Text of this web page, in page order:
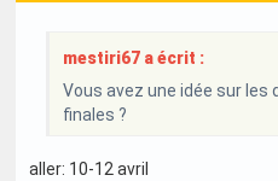
mestiri67 a écrit :
Vous avez une idée sur
finales ?
aller: 10-12 avril